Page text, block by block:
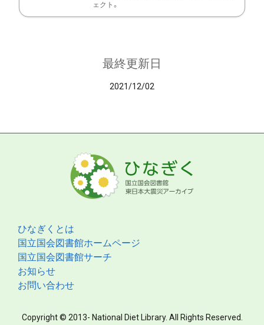
ェクト。
最終更新日
2021/12/02
ひなぎくとは
国立国会図書館ホームページ
国立国会図書館サーチ
お知らせ
お問い合わせ
Copyright © 2013- National Diet Library. All Rights Reserved.